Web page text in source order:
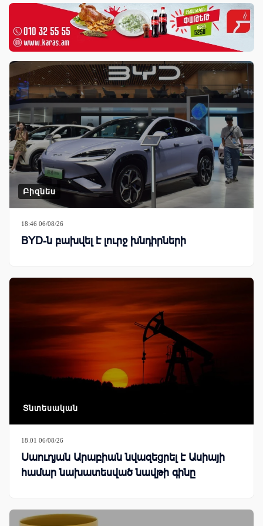
Բիզնես
18:46 06/08/26
BYD-ն բախվել է լուրջ խնդիրների
Տնտեսական
18:01 06/08/26
Սաուդյան Արաբիան նվազեցրել է Ասիայի
համար նախատեսված նավթի գինը